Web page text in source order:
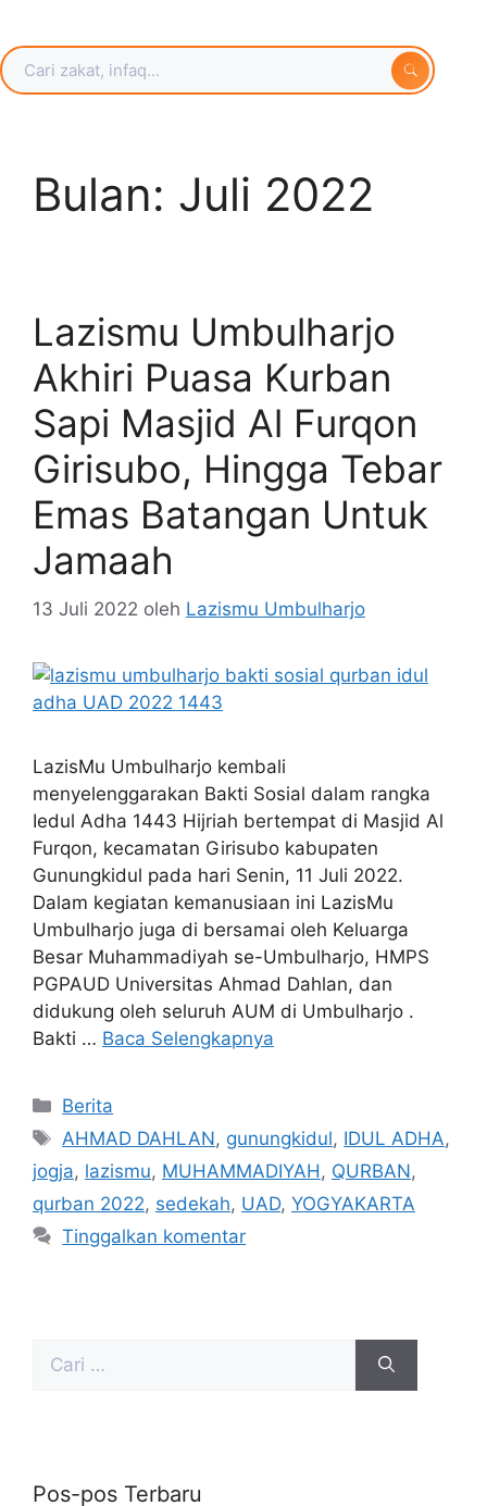
Bulan: Juli 2022
Lazismu Umbulharjo
Akhiri Puasa Kurban
Sapi Masjid Al Furqon
Girisubo, Hingga Tebar
Emas Batangan Untuk
Jamaah
13 Juli 2022 oleh Lazismu Umbulharjo
LazisMu Umbulharjo kembali
menyelenggarakan Bakti Sosial dalam rangka
Iedul Adha 1443 Hijriah bertempat di Masjid Al
Furqon, kecamatan Girisubo kabupaten
Gunungkidul pada hari Senin, 11 Juli 2022.
Dalam kegiatan kemanusiaan ini LazisMu
Umbulharjo juga di bersamai oleh Keluarga
Besar Muhammadiyah se-Umbulharjo, HMPS
PGPAUD Universitas Ahmad Dahlan, dan
didukung oleh seluruh AUM di Umbulharjo .
Bakti … Baca Selengkapnya
Berita
AHMAD DAHLAN, gunungkidul, IDUL ADHA,
jogja, lazismu, MUHAMMADIYAH , QURBAN,
qurban 2022, sedekah, UAD, YOGYAKARTA
Tinggalkan komentar
Pos-pos Terbaru